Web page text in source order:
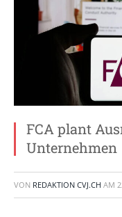
FCA plant
Unternehmen
VON REDAKTION CVJ.CH AM